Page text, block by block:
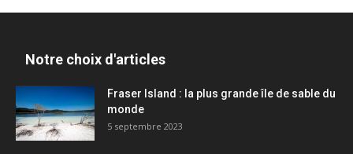
Notre choix d'articles
Fraser Island : la plus grande île de sable du
monde
5 septembre 2023